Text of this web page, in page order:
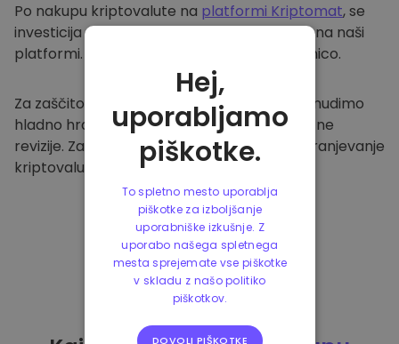
Po nakupu kriptovalute na platformi Kriptomat, se
investicija prenese v vašo varno denarnico na naši
platformi. Vsak uporabnik ima svojo denarnico.
Za zaščito naših strank in njihovih sredstev nudimo
hladno hrambo ter redno izvajamo varnostne
revizije. Zato je naša platforma varna za shranjevanje
kriptovalute in ostalih kripto naložb.
Hej,
uporabljamo
piškotke.
To spletno mesto uporablja
piškotke za izboljšanje
uporabniške izkušnje. Z
uporabo našega spletnega
mesta sprejemate vse piškotke
v skladu z našo politiko
piškotkov.
DOVOLI PIŠKOTKE